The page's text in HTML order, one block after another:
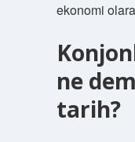
ekonomi
ne
tarih?